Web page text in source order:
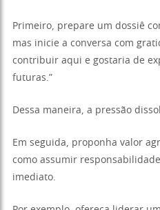
Primeiro, prepare um dossiê
mas inicie a conversa com
contribuir aqui e gostaria de
futuras.”
Dessa maneira, a pressão
Em seguida, proponha valor
como assumir
imediato.